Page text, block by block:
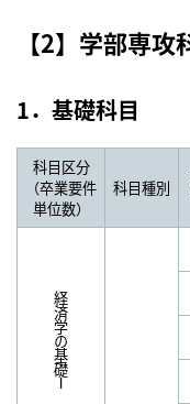
【2】学部専
1．基礎科目
科目区分
（卒業要件
単位数）
科目種別
経済学の基礎Ⅰ